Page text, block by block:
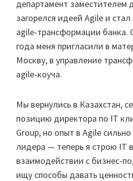
департамент заместителем
загорелся идеей Agile и
agile-трансформации банка.
года меня пригласили в
Москву, в управление
agile-коуча.
Мы вернулись в Казахстан,
позицию директора по IT
Group, но опыт в Agile
лидера — теперь я строю IT
взаимодействии с бизнес-
ищу способы давать